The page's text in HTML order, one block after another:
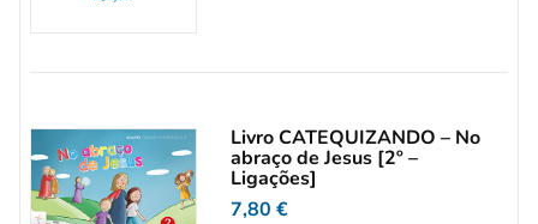
Livro CATEQUIZANDO – No
abraço de Jesus [2º –
Ligações]
7,80€